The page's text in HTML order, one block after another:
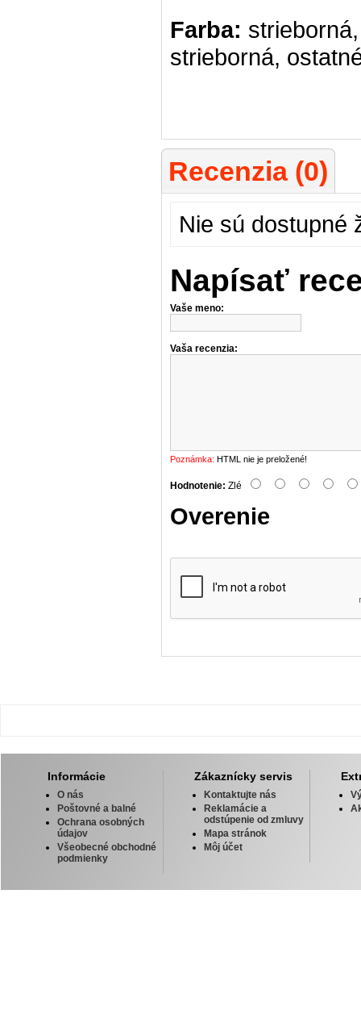
Farba:
strieborná,
Recenzia (0)
Nie sú dostupné
Napísať
Vaše meno:
Vaša recenzia:
Poznámka: HTML nie je preložené!
Hodnotenie: Zlé
Overenie
Informácie
O nás
Poštovné a balné
Ochrana osobných
údajov
Všeobecné obchodné
podmienky
Zákaznícky servis
Kontaktujte nás
Reklamácie a
odstúpenie od zmluvy
Mapa stránok
Môj účet